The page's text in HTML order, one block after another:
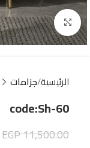
Click to enlarge
الرئيسية جزامات
code:Sh-60
EGP11,500.00